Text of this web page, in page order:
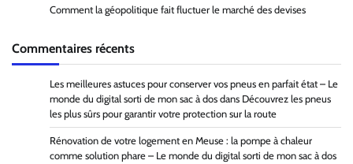
Comment la géopolitique fait fluctuer le marché des devises
Commentaires récents
Les meilleures astuces pour conserver vos pneus en parfait état – Le
monde du digital sorti de mon sac à dos dans Découvrez les pneus
les plus sûrs pour garantir votre protection sur la route
Rénovation de votre logement en Meuse : la pompe à chaleur
comme solution phare – Le monde du digital sorti de mon sac à dos